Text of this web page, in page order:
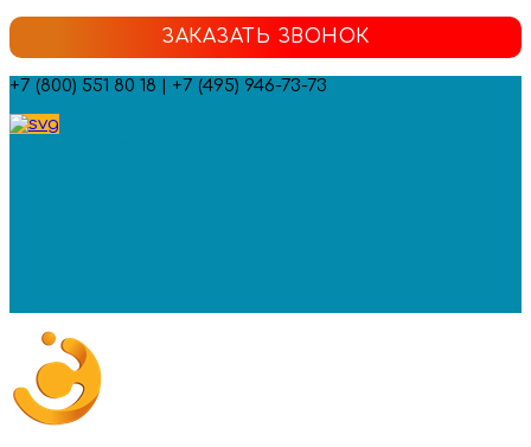
ЗАКАЗАТЬ ЗВОНОК
+7 (800) 551 80 18 | +7 (495) 946-73-73